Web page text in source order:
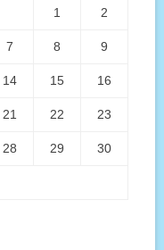
1 2
7 8 9
14 15 16
21 22 23
28 29 30